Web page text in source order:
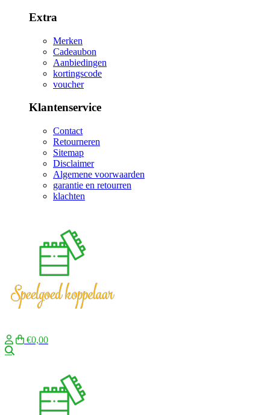
Extra
Merken
Cadeaubon
Aanbiedingen
kortingscode
voucher
Klantenservice
Contact
Retourneren
Sitemap
Disclaimer
Algemene voorwaarden
garantie en retourren
klachten
€0,00